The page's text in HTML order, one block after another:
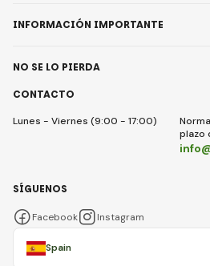
CONTACTO
Lunes - Viernes (9:00 - 17:00)
plazo
INFORMACIÓN IMPORTANTE
NO SE LO PIERDA
Spain
SÍGUENOS
Facebook Instagram